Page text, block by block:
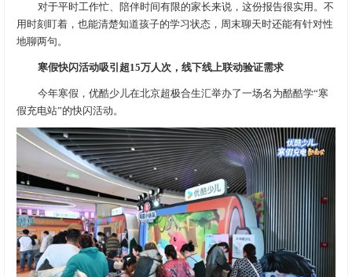
对于平时工作忙、陪伴时间有限的家长来说，这份报告很实用。不
用时刻盯着，也能清楚知道孩子的学习状态，周末聊天时还能有针对性
地聊两句。
寒假快闪活动吸引超15万人次，线下线上联动验证需求
今年寒假，优酷少儿在北京超极合生汇举办了一场名为酷酷学“寒
假充电站”的快闪活动。